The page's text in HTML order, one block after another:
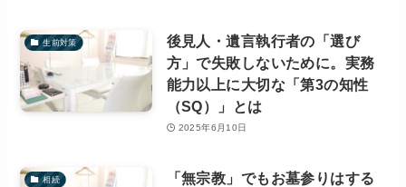
生前対策
後見人・遺言執行者の「選び
方」で失敗しないために。実務
能力以上に大切な「第3の知性
（SQ）」とは
2025年6月10日
相続
「無宗教」でもお墓参りはする